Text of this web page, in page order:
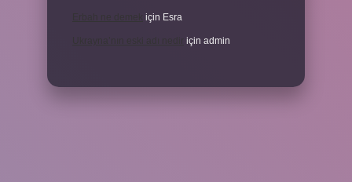
için Esra
için admin